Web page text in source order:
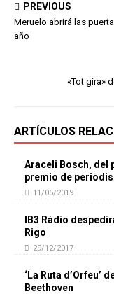
PREVIOUS
Meruelo abrirá las
año
«Tot gira»
ARTÍCULOS
Araceli Bosch, del
premio de
11/05/2019
IB3 Ràdio
Rigo
29/12/2017
‘La Ruta d’Orfeu’
Beethoven